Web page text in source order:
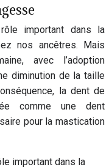
important dans la
nos ancêtres. Mais
avec l’adoption
diminution de la taille
la dent de
comme une dent
pour la mastication
important dans la